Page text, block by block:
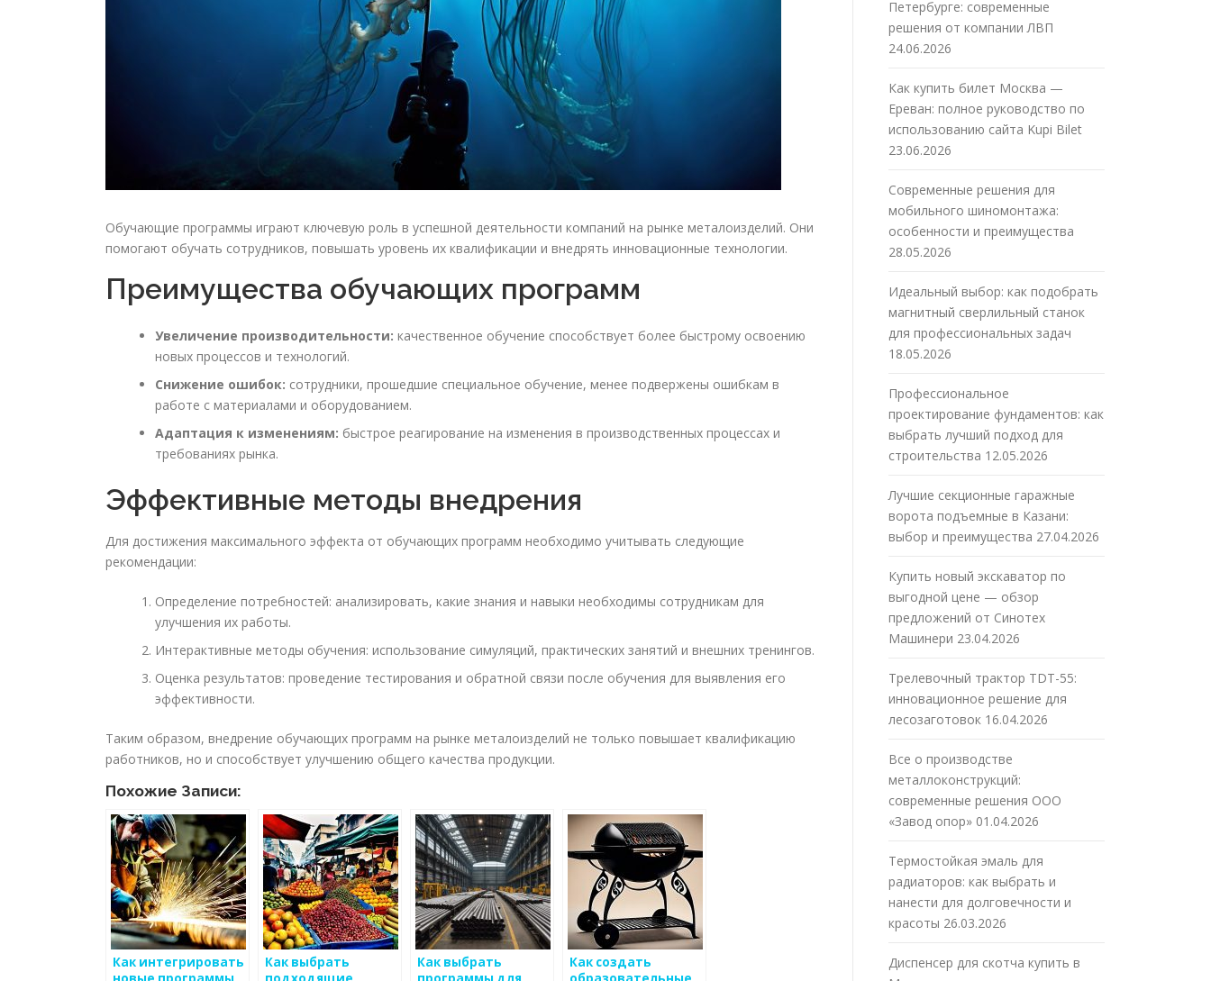
Обучающие программы играют ключевую роль в успешной деятельности компаний на рынке металоизделий. Они
помогают обучать сотрудников, повышать уровень их квалификации и внедрять инновационные технологии.
Преимущества обучающих программ
Увеличение производительности: качественное обучение способствует более быстрому освоению
новых процессов и технологий.
Снижение ошибок: сотрудники, прошедшие специальное обучение, менее подвержены ошибкам в
работе с материалами и оборудованием.
Адаптация к изменениям: быстрое реагирование на изменения в производственных процессах и
требованиях рынка.
Эффективные методы внедрения
Для достижения максимального эффекта от обучающих программ необходимо учитывать следующие
рекомендации:
Определение потребностей: анализировать, какие знания и навыки необходимы сотрудникам для
улучшения их работы.
Интерактивные методы обучения: использование симуляций, практических занятий и внешних тренингов.
Оценка результатов: проведение тестирования и обратной связи после обучения для выявления его
эффективности.
Таким образом, внедрение обучающих программ на рынке металоизделий не только повышает квалификацию
работников, но и способствует улучшению общего качества продукции.
Похожие Записи:
Как интегрировать
Как выбрать
Как выбрать
Как создать
Петербурге: современные
решения от компании ЛВП
24.06.2026
Как купить билет Москва —
Ереван: полное руководство по
использованию сайта Kupi Bilet
23.06.2026
Современные решения для
мобильного шиномонтажа:
особенности и преимущества
28.05.2026
Идеальный выбор: как подобрать
магнитный сверлильный станок
для профессиональных задач
18.05.2026
Профессиональное
проектирование фундаментов: как
выбрать лучший подход для
строительства 12.05.2026
Лучшие секционные гаражные
ворота подъемные в Казани:
выбор и преимущества 27.04.2026
Купить новый экскаватор по
выгодной цене — обзор
предложений от Синотех
Машинери 23.04.2026
Трелевочный трактор TDT-55:
инновационное решение для
лесозаготовок 16.04.2026
Все о производстве
металлоконструкций:
современные решения ООО
«Завод опор» 01.04.2026
Термостойкая эмаль для
радиаторов: как выбрать и
нанести для долговечности и
красоты 26.03.2026
Диспенсер для скотча купить в